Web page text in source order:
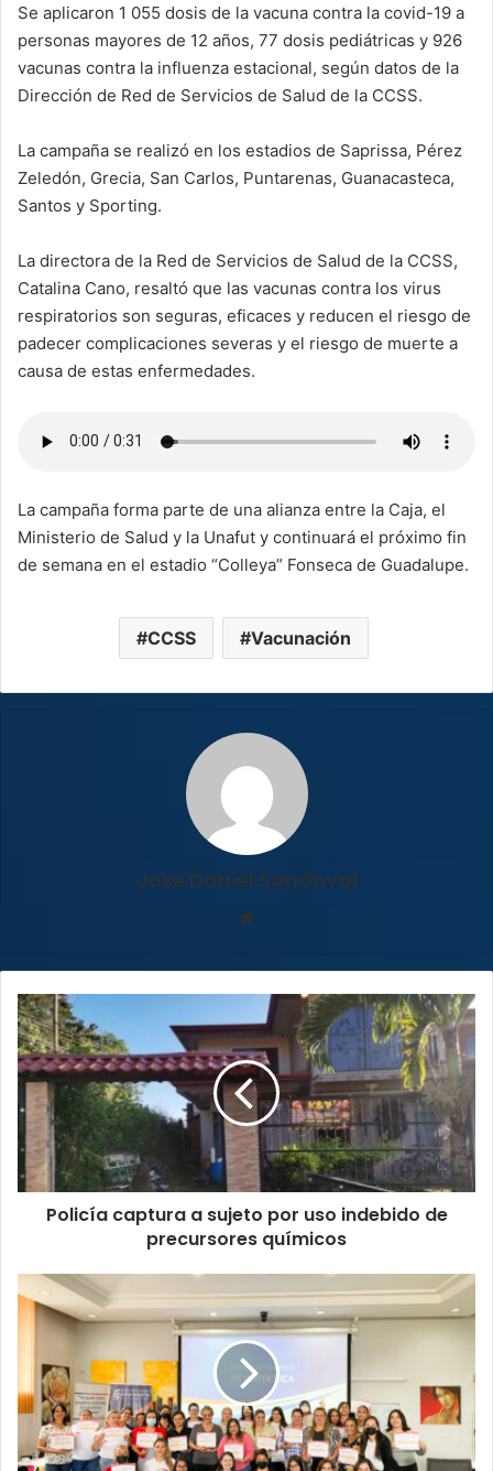
Se aplicaron 1 055 dosis de la vacuna contra la covid-19 a
personas mayores de 12 años, 77 dosis pediátricas y 926
vacunas contra la influenza estacional, según datos de la
Dirección de Red de Servicios de Salud de la CCSS.
La campaña se realizó en los estadios de Saprissa, Pérez
Zeledón, Grecia, San Carlos, Puntarenas, Guanacasteca,
Santos y Sporting.
La directora de la Red de Servicios de Salud de la CCSS,
Catalina Cano, resaltó que las vacunas contra los virus
respiratorios son seguras, eficaces y reducen el riesgo de
padecer complicaciones severas y el riesgo de muerte a
causa de estas enfermedades.
La campaña forma parte de una alianza entre la Caja, el
Ministerio de Salud y la Unafut y continuará el próximo fin
de semana en el estadio “Colleya” Fonseca de Guadalupe.
CCSS Vacunación
Jose Daniel Sandoval
Policía
captura
a
sujeto
por
uso
indebido
de
precursores
químicos
Policía captura a sujeto por uso indebido de
precursores químicos
Capacitan
a
mujeres
para
reforzar
modelo